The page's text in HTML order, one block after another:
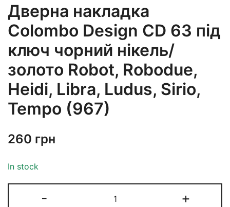
Дверна накладка
Colombo Design CD 63 під
ключ чорний нікель/
золото Robot, Robodue,
Heidi, Libra, Ludus, Sirio,
Tempo (967)
260 грн
In stock
- +